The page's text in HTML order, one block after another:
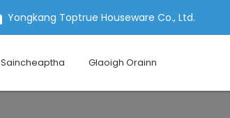
Yongkang Toptrue Houseware Co., Ltd.
Saincheaptha Glaoigh Orainn